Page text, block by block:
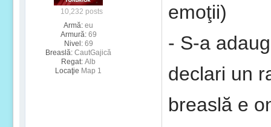
10,232 posts
Armă: eu
Armură: 69
Nivel: 69
Breaslă: CautGajică
Regat: Alb
Locaţie Map 1
emoţii)
- S-a
declari un
breaslă e